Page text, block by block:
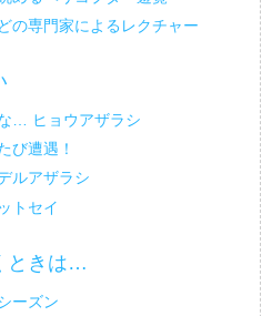
の専門家によるレクチャー
… ヒョウアザラシ
び遭遇！
ルアザラシ
トセイ
ときは…
ーズン